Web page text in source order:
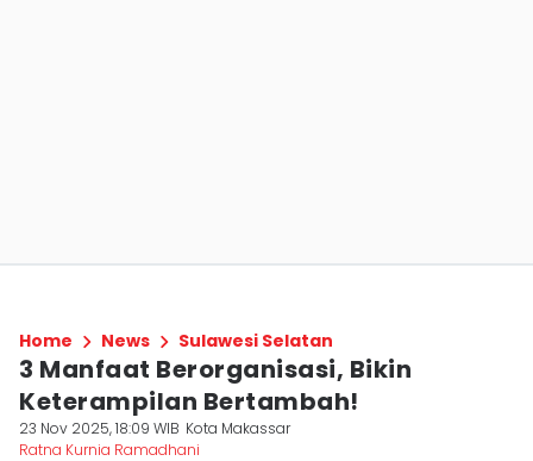
Home News Sulawesi Selatan
3 Manfaat Berorganisasi, Bikin
Keterampilan Bertambah!
23 Nov 2025, 18:09 WIB Kota Makassar
Ratna Kurnia Ramadhani